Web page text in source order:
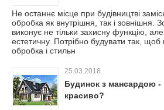
Не останнє місце при будівництві
обробка як внутрішня, так і зовнішня.
виконує не тільки захисну функцію,
естетичну. Потрібно будувати так, щоб
обробка і стильн
25.03.2018
Будинок з мансардою -
красиво?